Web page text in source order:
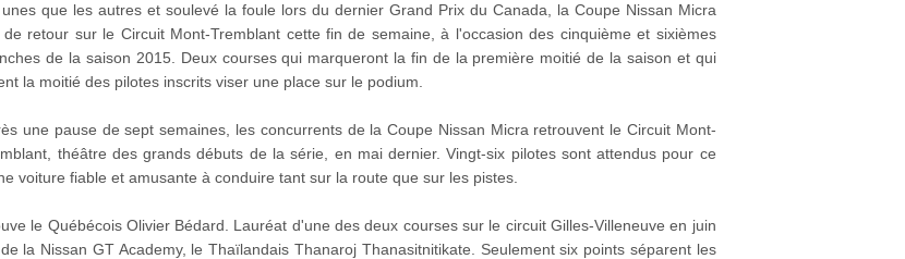
unes que les autres et soulevé la foule lors du dernier Grand Prix du Canada, la Coupe Nissan Micra
de retour sur le Circuit Mont-Tremblant cette fin de semaine, à l'occasion des cinquième et sixièmes
de la saison 2015. Deux courses qui marqueront la fin de la première moitié de la saison et qui
la moitié des pilotes inscrits viser une place sur le podium.
une pause de sept semaines, les concurrents de la Coupe Nissan Micra retrouvent le Circuit Mont-
théâtre des grands débuts de la série, en mai dernier. Vingt-six pilotes sont attendus pour ce
voiture fiable et amusante à conduire tant sur la route que sur les pistes.
le Québécois Olivier Bédard. Lauréat d'une des deux courses sur le circuit Gilles-Villeneuve en juin
la Nissan GT Academy, le Thaïlandais Thanaroj Thanasitnitikate. Seulement six points séparent les